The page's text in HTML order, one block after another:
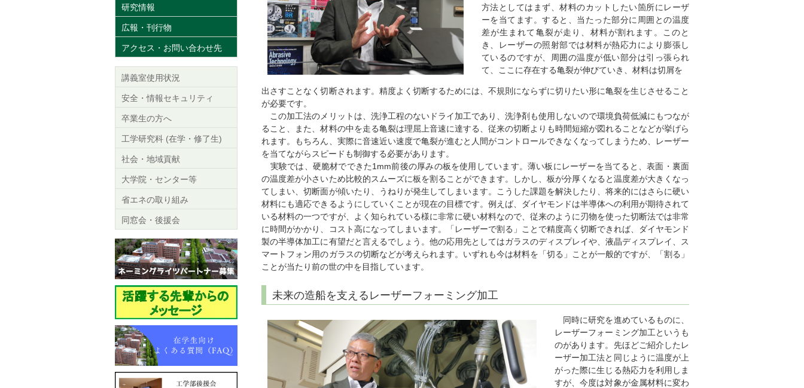
方法としてはまず、材料のカットしたい箇所にレーザ
ーを当てます。すると、当たった部分に周囲との温度
差が生まれて亀裂が走り、材料が割れます。このと
き、レーザーの照射部では材料が熱応力により膨張し
ているのですが、周囲の温度が低い部分は引っ張られ
て、ここに存在する亀裂が伸びていき、材料は切屑を
出さすことなく切断されます。精度よく切断するためには、不規則にならずに切りたい形に亀裂を生じさせること
が必要です。
この加工法のメリットは、洗浄工程のないドライ加工であり、洗浄剤も使用しないので環境負荷低減にもつなが
ること、また、材料の中を走る亀裂は理屈上音速に達する、従来の切断よりも時間短縮が図れることなどが挙げら
れます。もちろん、実際に音速近い速度で亀裂が進むと人間がコントロールできなくなってしまうため、レーザー
を当てながらスピードも制御する必要があります。
実験では、硬脆材でできた1mm前後の厚みの板を使用しています。薄い板にレーザーを当てると、表面・裏面
の温度差が小さいため比較的スムーズに板を割ることができます。しかし、板が分厚くなると温度差が大きくなっ
てしまい、切断面が傾いたり、うねりが発生してしまいます。こうした課題を解決したり、将来的にはさらに硬い
材料にも適応できるようにしていくことが現在の目標です。例えば、ダイヤモンドは半導体への利用が期待されて
いる材料の一つですが、よく知られている様に非常に硬い材料なので、従来のように刃物を使った切断法では非常
に時間がかかり、コスト高になってしまいます。「レーザーで割る」ことで精度高く切断できれば、ダイヤモンド
製の半導体加工に有望だと言えるでしょう。他の応用先としてはガラスのディスプレイや、液晶ディスプレイ、ス
マートフォン用のガラスの切断などが考えられます。いずれも今は材料を「切る」ことが一般的ですが、「割る」
ことが当たり前の世の中を目指しています。
未来の造船を支えるレーザーフォーミング加工
同時に研究を進めているものに、
レーザーフォーミング加工というも
のがあります。先ほどご紹介したレ
ーザー加工法と同じように温度が上
がった際に生じる熱応力を利用しま
すが、今度は対象が金属材料に変わ
研究情報
広報・刊行物
アクセス・お問い合わせ先
講義室使用状況
安全・情報セキュリティ
卒業生の方へ
工学研究科 (在学・修了生)
社会・地域貢献
大学院・センター等
省エネの取り組み
同窓会・後援会